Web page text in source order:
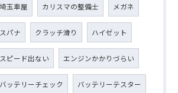
埼玉車屋 カリスマの整備士 メガネ
スパナ クラッチ滑り ハイゼット
スピード出ない エンジンかかりづらい
バッテリーチェック バッテリーテスター